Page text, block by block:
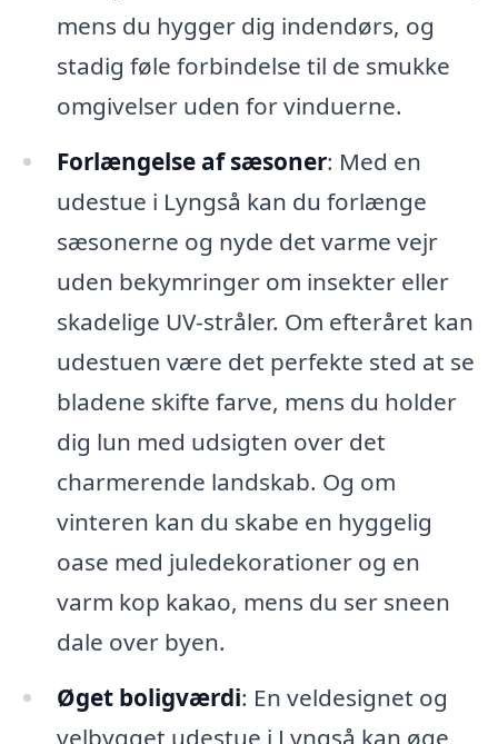
mens du hygger dig indendørs, og
stadig føle forbindelse til de smukke
omgivelser uden for vinduerne.
Forlængelse af sæsoner: Med en
udestue i Lyngså kan du forlænge
sæsonerne og nyde det varme vejr
uden bekymringer om insekter eller
skadelige UV-stråler. Om efteråret kan
udestuen være det perfekte sted at se
bladene skifte farve, mens du holder
dig lun med udsigten over det
charmerende landskab. Og om
vinteren kan du skabe en hyggelig
oase med juledekorationer og en
varm kop kakao, mens du ser sneen
dale over byen.
Øget boligværdi: En veldesignet og
velbygget udestue i Lyngså kan øge